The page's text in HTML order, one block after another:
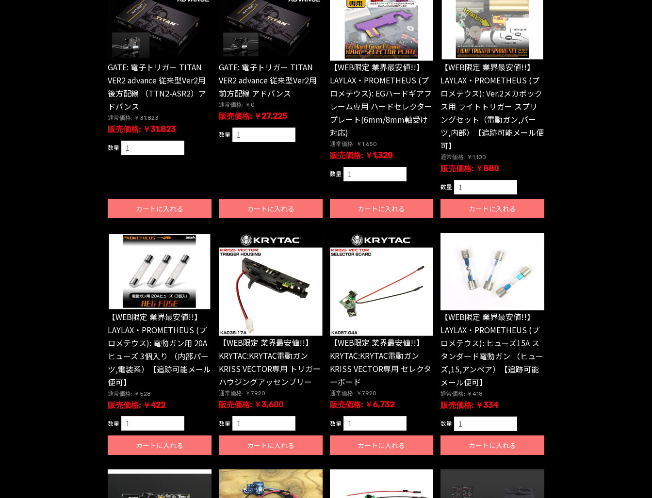
GATE: 電子トリガー TITAN
VER2 advance 従来型Ver2用
後方配線 （TTN2-ASR2）ア
ドバンス
通常価格: ￥31,823
販売価格: ￥31,823
数量
カートに入れる
GATE: 電子トリガー TITAN
VER2 advance 従来型Ver2用
前方配線 アドバンス
通常価格: ￥0
販売価格: ￥27,225
数量
カートに入れる
【WEB限定 業界最安値!!】
LAYLAX・PROMETHEUS (プ
ロメテウス): EGハードギアフ
レーム専用 ハードセレクター
プレート(6mm/8mm軸受け
対応)
通常価格: ￥1,650
販売価格: ￥1,320
数量
カートに入れる
【WEB限定 業界最安値!!】
LAYLAX・PROMETHEUS (プ
ロメテウス): Ver.2メカボック
ス用 ライトトリガー スプリ
ングセット（電動ガン,パー
ツ,内部）【追跡可能メール便
可】
通常価格: ￥1,100
販売価格: ￥880
数量
カートに入れる
【WEB限定 業界最安値!!】
LAYLAX・PROMETHEUS (プ
ロメテウス): 電動ガン用 20A
ヒューズ 3個入り （内部パー
ツ,電装系）【追跡可能メール
便可】
通常価格: ￥528
販売価格: ￥422
数量
カートに入れる
【WEB限定 業界最安値!!】
KRYTAC:KRYTAC電動ガン
KRISS VECTOR専用 トリガー
ハウジングアッセンブリー
通常価格: ￥7,920
販売価格: ￥3,600
数量
カートに入れる
【WEB限定 業界最安値!!】
KRYTAC:KRYTAC電動ガン
KRISS VECTOR専用 セレクタ
ーボード
通常価格: ￥7,920
販売価格: ￥6,732
数量
カートに入れる
【WEB限定 業界最安値!!】
LAYLAX・PROMETHEUS (プ
ロメテウス): ヒューズ15A ス
タンダード電動ガン （ヒュー
ズ,15,アンペア）【追跡可能
メール便可】
通常価格: ￥418
販売価格: ￥334
数量
カートに入れる